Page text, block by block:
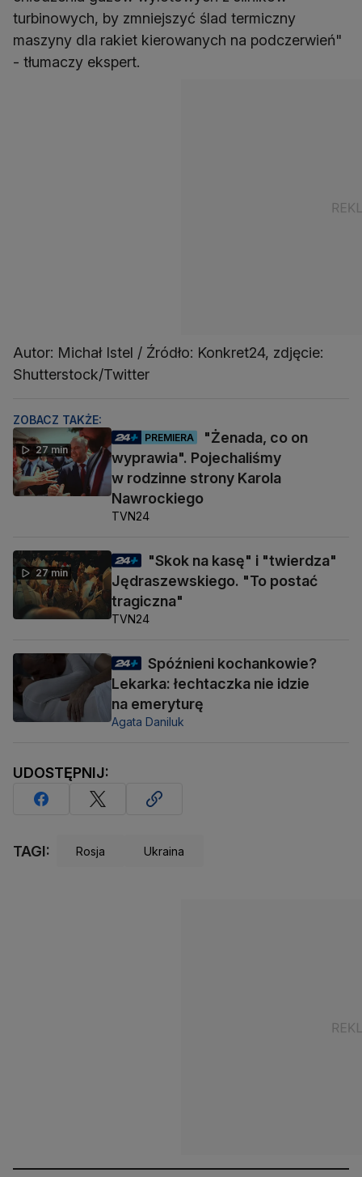
turbinowych, by zmniejszyć ślad termiczny
maszyny dla rakiet kierowanych na podczerwień"
- tłumaczy ekspert.
Autor: Michał Istel / Źródło: Konkret24, zdjęcie:
Shutterstock/Twitter
ZOBACZ TAKŻE:
27 min
PREMIERA
"Żenada, co on
wyprawia". Pojechaliśmy
w rodzinne strony Karola
Nawrockiego
TVN24
27 min
"Skok na kasę" i "twierdza"
Jędraszewskiego. "To postać
tragiczna"
TVN24
Spóźnieni kochankowie?
Lekarka: łechtaczka nie idzie
na emeryturę
Agata Daniluk
UDOSTĘPNIJ:
TAGI: Rosja Ukraina